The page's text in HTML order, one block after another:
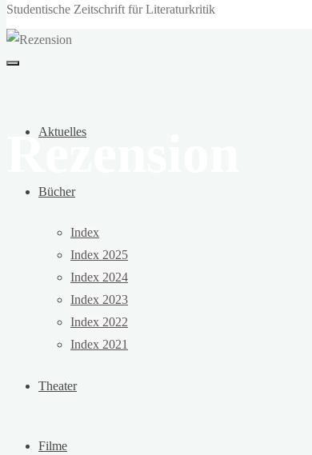
Studentische Zeitschrift für Literaturkritik
Aktuelles
Bücher
Index
Index 2025
Index 2024
Index 2023
Index 2022
Index 2021
Theater
Filme
Rezension